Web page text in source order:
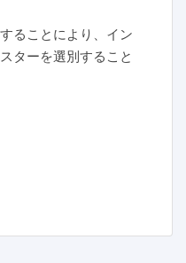
ることにより、イン
ターを選別すること